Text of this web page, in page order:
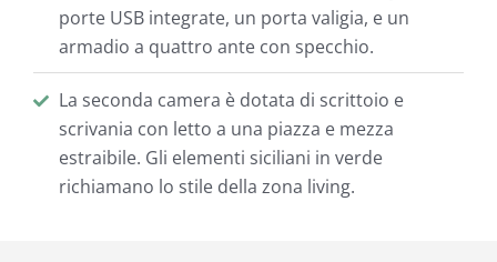
porte USB integrate, un porta valigia, e un
armadio a quattro ante con specchio.
La seconda camera è dotata di scrittoio e
scrivania con letto a una piazza e mezza
estraibile. Gli elementi siciliani in verde
richiamano lo stile della zona living.